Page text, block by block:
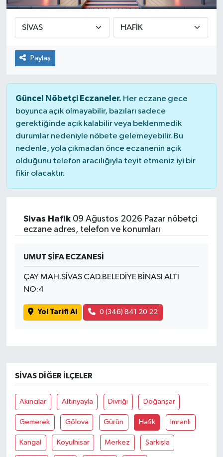
Paylaş
Güncel Nöbetçi Eczaneler. Her eczane gece
boyunca açık olmayabilir, bazıları sadece
gerektiğinde açık kalabilir veya beklenmedik
durumlar nedeniyle nöbete gelemeyebilir. Bu
nedenle, yola çıkmadan önce eczanenin açık
olduğunu telefon aracılığıyla teyit etmeniz iyi bir
fikir olacaktır.
Sivas Hafik09 Ağustos 2026 Pazar nöbetçi
eczane adres, telefon ve konumları
UMUT ŞİFA ECZANESİ
ÇAY MAH.SİVAS CAD.BELEDİYE BİNASI ALTI
NO:4
Yol Tarifi Al 0 (346) 841 20 22
SIVAS DIĞER İLÇELER
Akıncılar Altınyayla Divriği Doğanşar
Gemerek Gölova Gürün Hafik İmranlı
Kangal Koyulhisar Merkez Şarkışla
SPOR
İLÇELERİMİZ
RESMİ İLAN